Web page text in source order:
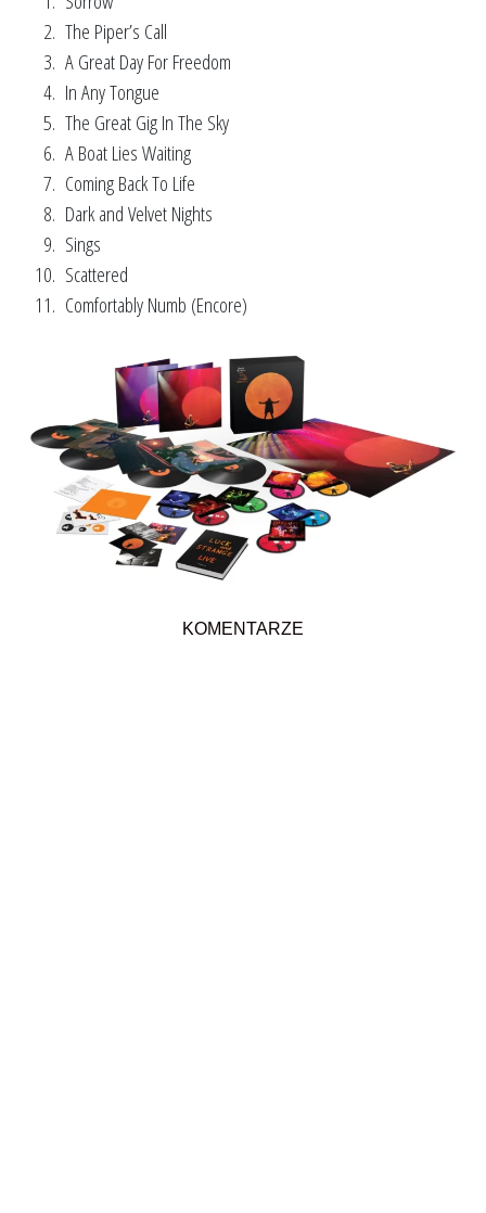
The Piper’s Call
A Great Day For Freedom
In Any Tongue
The Great Gig In The Sky
A Boat Lies Waiting
Coming Back To Life
Dark and Velvet Nights
Sings
Scattered
Comfortably Numb (Encore)
KOMENTARZE